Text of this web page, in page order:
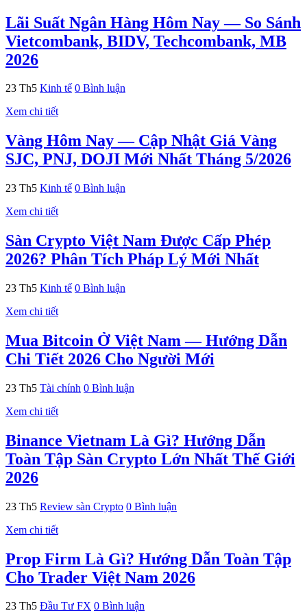
Lãi Suất Ngân Hàng Hôm Nay — So Sánh
Vietcombank, BIDV, Techcombank, MB
2026
23 Th5 Kinh tế 0 Bình luận
Xem chi tiết
Vàng Hôm Nay — Cập Nhật Giá Vàng
SJC, PNJ, DOJI Mới Nhất Tháng 5/2026
23 Th5 Kinh tế 0 Bình luận
Xem chi tiết
Sàn Crypto Việt Nam Được Cấp Phép
2026? Phân Tích Pháp Lý Mới Nhất
23 Th5 Kinh tế 0 Bình luận
Xem chi tiết
Mua Bitcoin Ở Việt Nam — Hướng Dẫn
Chi Tiết 2026 Cho Người Mới
23 Th5 Tài chính 0 Bình luận
Xem chi tiết
Binance Vietnam Là Gì? Hướng Dẫn
Toàn Tập Sàn Crypto Lớn Nhất Thế Giới
2026
23 Th5 Review sàn Crypto 0 Bình luận
Xem chi tiết
Prop Firm Là Gì? Hướng Dẫn Toàn Tập
Cho Trader Việt Nam 2026
23 Th5 Đầu Tư FX 0 Bình luận